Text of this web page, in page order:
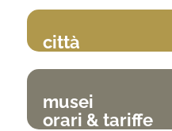
città
musei
orari & tariffe